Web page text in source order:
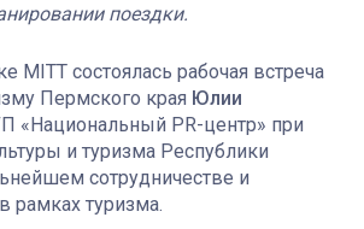
поездки.
MITT состоялась рабочая встреча
Пермского края Юлии
«Национальный PR-центр» при
и туризма Республики
сотрудничестве и
рамках туризма.